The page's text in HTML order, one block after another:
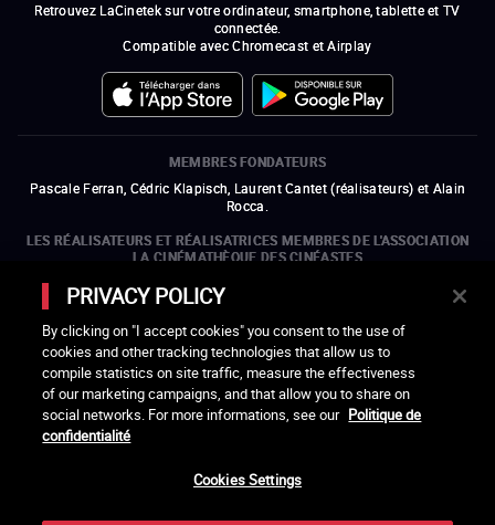
Retrouvez LaCinetek sur votre ordinateur, smartphone, tablette et TV
connectée.
Compatible avec Chromecast et Airplay
MEMBRES FONDATEURS
Pascale Ferran, Cédric Klapisch, Laurent Cantet (réalisateurs) et Alain
Rocca.
LES RÉALISATEURS ET RÉALISATRICES MEMBRES DE L'ASSOCIATION
LA CINÉMATHÈQUE DES CINÉASTES
Olivier Assayas, Bertrand Bonello, Michel Hazanavicius (représentant de
l'ARP), Rebecca Zlotowski et Mikael Buch (représentant de la SRF)
LES ORGANISMES MEMBRES DE L'ASSOCIATION LA CINÉMATHÈQUE
DES CINÉASTES
PRIVACY POLICY
By clicking on "I accept cookies" you consent to the use of
cookies and other tracking technologies that allow us to
compile statistics on site traffic, measure the effectiveness
of our marketing campaigns, and that allow you to share on
social networks. For more informations, see our Politique de
confidentialité
Cookies Settings